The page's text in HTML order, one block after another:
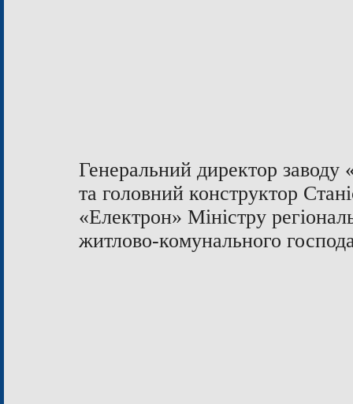
Генеральний директор
та головний конструктор
«Електрон» Міністру
житлово-комунального